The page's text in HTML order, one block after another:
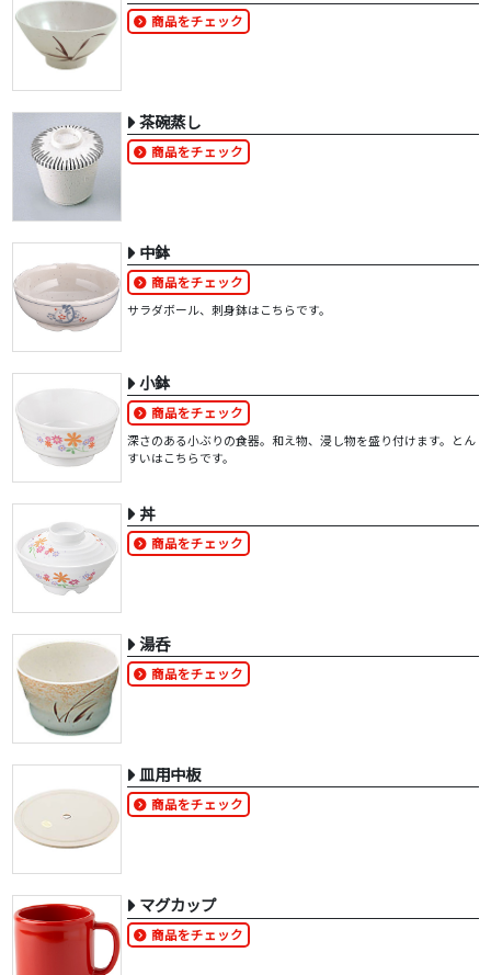
商品をチェック
茶碗蒸し
商品をチェック
中鉢
商品をチェック
サラダボール、刺身鉢はこちらです。
小鉢
商品をチェック
深さのある小ぶりの食器。和え物、浸し物を盛り付けます。とん
すいはこちらです。
丼
商品をチェック
湯呑
商品をチェック
皿用中板
商品をチェック
マグカップ
商品をチェック